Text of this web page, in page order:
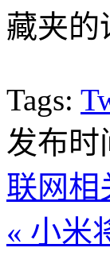
藏夹的
Tags:
发布时
联网相
« 小米